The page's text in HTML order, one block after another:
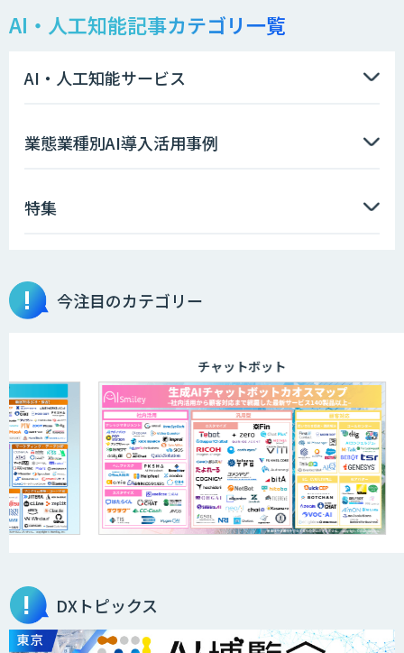
AI・人工知能記事カテゴリ一覧
AI・人工知能サービス
業態業種別AI導入活用事例
特集
今注目のカテゴリー
チャットボット
DXトピックス